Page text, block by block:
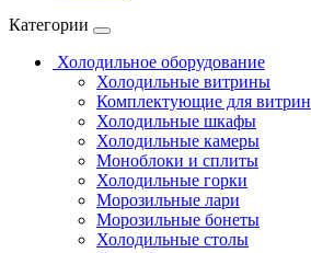
Категории
Холодильное оборудование
Холодильные витрины
Комплектующие для витрин
Холодильные шкафы
Холодильные камеры
Моноблоки и сплиты
Холодильные горки
Морозильные лари
Морозильные бонеты
Холодильные столы